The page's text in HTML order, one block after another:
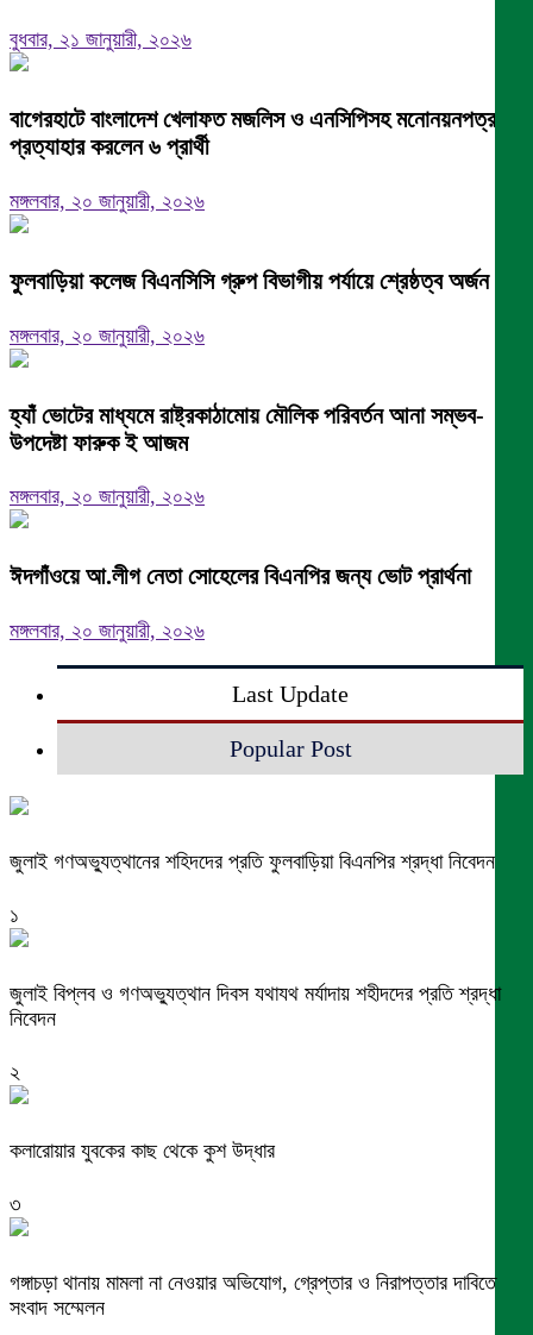
বুধবার, ২১ জানুয়ারী, ২০২৬
বাগেরহাটে বাংলাদেশ খেলাফত মজলিস ও এনসিপিসহ মনোনয়নপত্র
প্রত্যাহার করলেন ৬ প্রার্থী
মঙ্গলবার, ২০ জানুয়ারী, ২০২৬
ফুলবাড়িয়া কলেজ বিএনসিসি গ্রুপ বিভাগীয় পর্যায়ে শ্রেষ্ঠত্ব অর্জন।
মঙ্গলবার, ২০ জানুয়ারী, ২০২৬
হ্যাঁ ভোটের মাধ্যমে রাষ্ট্রকাঠামোয় মৌলিক পরিবর্তন আনা সম্ভব-
উপদেষ্টা ফারুক ই আজম
মঙ্গলবার, ২০ জানুয়ারী, ২০২৬
ঈদগাঁওয়ে আ.লীগ নেতা সোহেলের বিএনপির জন্য ভোট প্রার্থনা
মঙ্গলবার, ২০ জানুয়ারী, ২০২৬
Last Update
Popular Post
জুলাই গণঅভ্যুত্থানের শহিদদের প্রতি ফুলবাড়িয়া বিএনপির শ্রদ্ধা নিবেদন
১
জুলাই বিপ্লব ও গণঅভ্যুত্থান দিবস যথাযথ মর্যাদায় শহীদদের প্রতি শ্রদ্ধা
নিবেদন
২
কলারোয়ার যুবকের কাছ থেকে কুশ উদ্ধার
৩
গঙ্গাচড়া থানায় মামলা না নেওয়ার অভিযোগ, গ্রেপ্তার ও নিরাপত্তার দাবিতে
সংবাদ সম্মেলন